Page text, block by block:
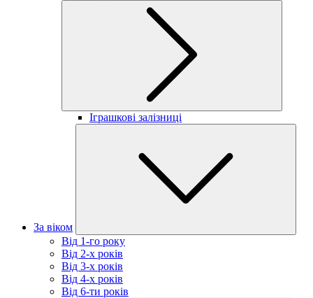
Іграшкові залізниці
За віком
Від 1-го року
Від 2-х років
Від 3-х років
Від 4-х років
Від 6-ти років